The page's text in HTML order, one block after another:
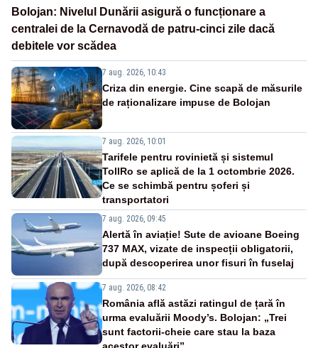
Bolojan: Nivelul Dunării asigură o funcționare a
centralei de la Cernavodă de patru-cinci zile dacă
debitele vor scădea
7 aug. 2026, 10:43
Criza din energie. Cine scapă de măsurile
de raționalizare impuse de Bolojan
7 aug. 2026, 10:01
Tarifele pentru rovinietă și sistemul
TollRo se aplică de la 1 octombrie 2026.
Ce se schimbă pentru șoferi și
transportatori
7 aug. 2026, 09:45
Alertă în aviație! Sute de avioane Boeing
737 MAX, vizate de inspecții obligatorii,
după descoperirea unor fisuri în fuselaj
7 aug. 2026, 08:42
România află astăzi ratingul de țară în
urma evaluării Moody’s. Bolojan: „Trei
sunt factorii-cheie care stau la baza
acestor evaluări”